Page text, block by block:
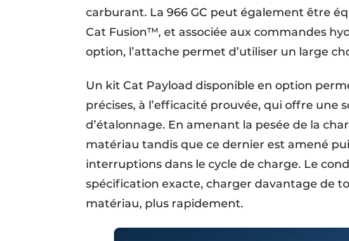
carburant. La 966 GC peut également être
Cat Fusion™, et associée aux commandes
option, l’attache permet d’utiliser un large
Un kit Cat Payload disponible en option
précises, à l’efficacité prouvée, qui offre une
d’étalonnage. En amenant la pesée de la
matériau tandis que ce dernier est amené
interruptions dans le cycle de charge. Le
spécification exacte, charger davantage de
matériau, plus rapidement.